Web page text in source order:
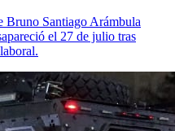
Bruno Santiago Arámbula
el 27 de julio tras